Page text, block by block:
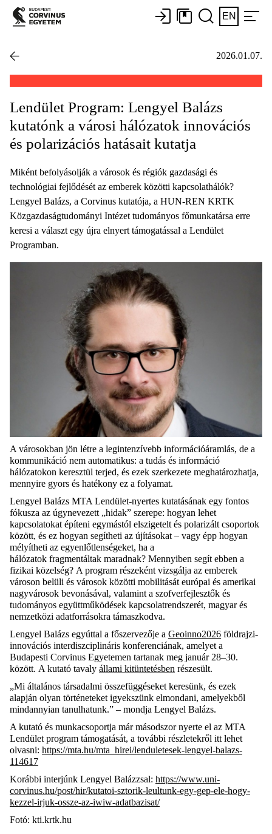
EN
2026.01.07.
Lendület Program: Lengyel Balázs
kutatónk a városi hálózatok innovációs
és polarizációs hatásait kutatja
Miként befolyásolják a városok és régiók gazdasági és
technológiai fejlődését az emberek közötti kapcsolathálók?
Lengyel Balázs, a Corvinus kutatója, a HUN-REN KRTK
Közgazdaságtudományi Intézet tudományos főmunkatársa erre
keresi a választ egy újra elnyert támogatással a Lendület
Programban.
A városokban jön létre a legintenzívebb információáramlás, de a
kommunikáció nem automatikus: a tudás és információ
hálózatokon keresztül terjed, és ezek szerkezete meghatározhatja,
mennyire gyors és hatékony ez a folyamat.
Lengyel Balázs MTA Lendület-nyertes kutatásának egy fontos
fókusza az úgynevezett „hidak” szerepe: hogyan lehet
kapcsolatokat építeni egymástól elszigetelt és polarizált csoportok
között, és ez hogyan segítheti az újításokat – vagy épp hogyan
mélyítheti az egyenlőtlenségeket, ha a
hálózatok fragmentáltak maradnak? Mennyiben segít ebben a
fizikai közelség? A program részeként vizsgálja az emberek
városon belüli és városok közötti mobilitását európai és amerikai
nagyvárosok bevonásával, valamint a szofverfejlesztők és
tudományos együttműködések kapcsolatrendszerét, magyar és
nemzetközi adatforrásokra támaszkodva.
Lengyel Balázs egyúttal a főszervezője a Geoinno2026 földrajzi-
innovációs interdiszciplináris konferenciának, amelyet a
Budapesti Corvinus Egyetemen tartanak meg január 28–30.
között. A kutató tavaly állami kitüntetésben részesült.
„Mi általános társadalmi összefüggéseket keresünk, és ezek
alapján olyan történeteket igyekszünk elmondani, amelyekből
mindannyian tanulhatunk.” – mondja Lengyel Balázs.
A kutató és munkacsoportja már másodszor nyerte el az MTA
Lendület program támogatását, a további részletekről itt lehet
olvasni: https://mta.hu/mta_hirei/lenduletesek-lengyel-balazs-
114617
Korábbi interjúnk Lengyel Balázzsal: https://www.uni-
corvinus.hu/post/hir/kutatoi-sztorik-leultunk-egy-gep-ele-hogy-
kezzel-irjuk-ossze-az-iwiw-adatbazisat/
Fotó: kti.krtk.hu